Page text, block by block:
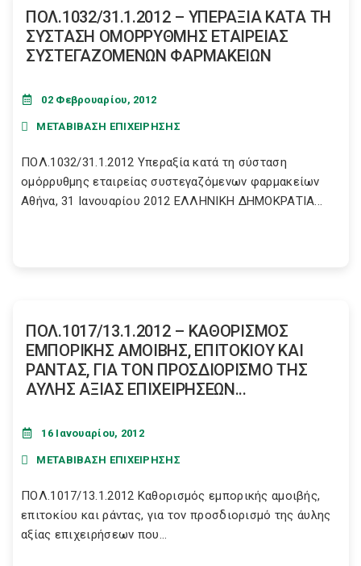
ΠΟΛ.1032/31.1.2012 – ΥΠΕΡΑΞΙΑ ΚΑΤΑ ΤΗ
ΣΥΣΤΑΣΗ ΟΜΟΡΡΥΘΜΗΣ ΕΤΑΙΡΕΙΑΣ
ΣΥΣΤΕΓΑΖΟΜΕΝΩΝ ΦΑΡΜΑΚΕΙΩΝ
02 Φεβρουαρίου, 2012
ΜΕΤΑΒΙΒΑΣΗ ΕΠΙΧΕΙΡΗΣΗΣ
ΠΟΛ.1032/31.1.2012 Υπεραξία κατά τη σύσταση
ομόρρυθμης εταιρείας συστεγαζόμενων φαρμακείων
Αθήνα, 31 Ιανουαρίου 2012 ΕΛΛΗΝΙΚΗ ΔΗΜΟΚΡΑΤΙΑ...
ΠΟΛ.1017/13.1.2012 – ΚΑΘΟΡΙΣΜΟΣ
ΕΜΠΟΡΙΚΗΣ ΑΜΟΙΒΗΣ, ΕΠΙΤΟΚΙΟΥ ΚΑΙ
ΡΑΝΤΑΣ, ΓΙΑ ΤΟΝ ΠΡΟΣΔΙΟΡΙΣΜΟ ΤΗΣ
ΑΥΛΗΣ ΑΞΙΑΣ ΕΠΙΧΕΙΡΗΣΕΩΝ...
16 Ιανουαρίου, 2012
ΜΕΤΑΒΙΒΑΣΗ ΕΠΙΧΕΙΡΗΣΗΣ
ΠΟΛ.1017/13.1.2012 Καθορισμός εμπορικής αμοιβής,
επιτοκίου και ράντας, για τον προσδιορισμό της άυλης
αξίας επιχειρήσεων που...